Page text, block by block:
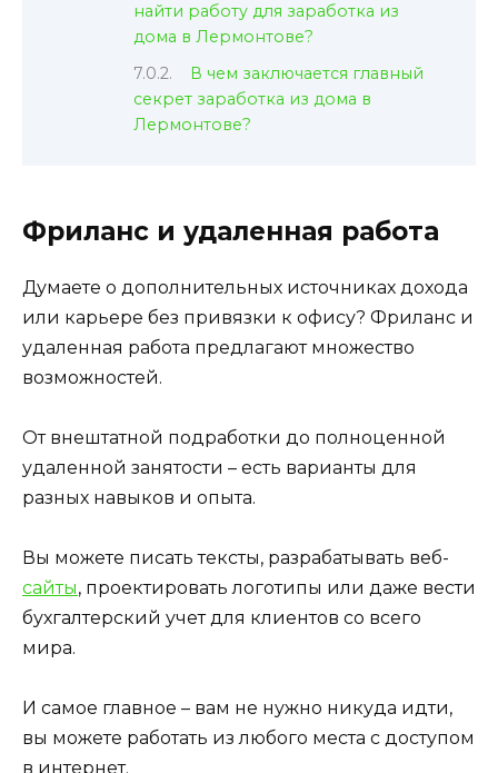
найти работу для заработка из
дома в Лермонтове?
В чем заключается главный
секрет заработка из дома в
Лермонтове?
Фриланс и удаленная работа
Думаете о дополнительных источниках дохода
или карьере без привязки к офису? Фриланс и
удаленная работа предлагают множество
возможностей.
От внештатной подработки до полноценной
удаленной занятости – есть варианты для
разных навыков и опыта.
Вы можете писать тексты, разрабатывать веб-
сайты, проектировать логотипы или даже вести
бухгалтерский учет для клиентов со всего
мира.
И самое главное – вам не нужно никуда идти,
вы можете работать из любого места с доступом
в интернет.